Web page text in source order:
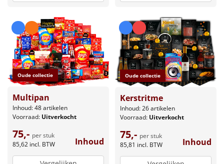
Oude collectie
Multipan
Inhoud: 48 artikelen
Voorraad: Uitverkocht
75,- per stuk
85,62 incl. BTW Inhoud
Oude collectie
Kerstritme
Inhoud: 26 artikelen
Voorraad: Uitverkocht
75,- per stuk
85,81 incl. BTW Inhoud